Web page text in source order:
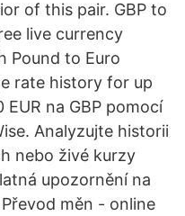
of this pair. GBP to
live currency
Pound to Euro
rate history for up
na GBP pomocí
Analyzujte historii
nebo živé kurzy
upozornění na
měn - online